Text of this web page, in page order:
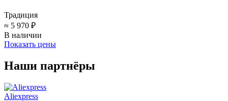
Традиция
≈ 5 970 ₽
В наличии
Показать цены
Наши партнёры
Aliexpress